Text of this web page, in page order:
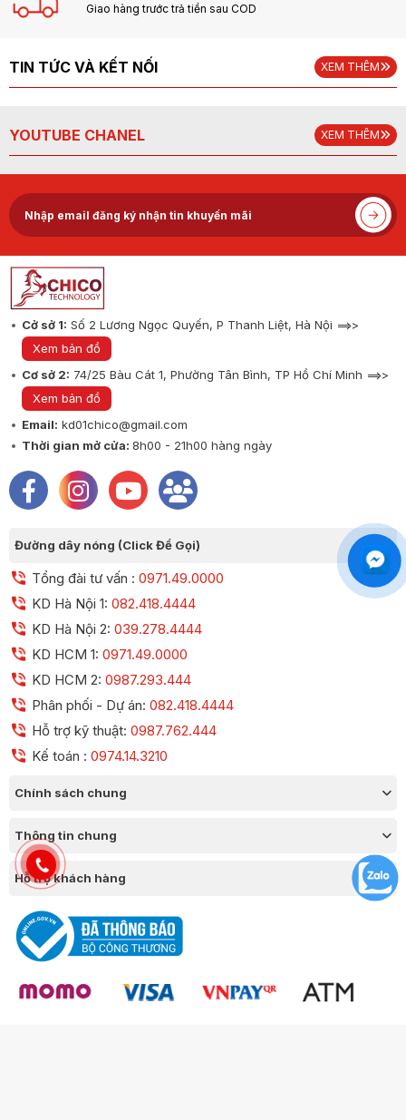
Giao hàng trước trả tiền sau COD
TIN TỨC VÀ KẾT NỐI XEM THÊM
YOUTUBE CHANEL XEM THÊM
Cở sở 1: Số 2 Lương Ngọc Quyến, P Thanh Liệt, Hà Nội ==>>
Xem bản đồ
Cơ sở 2: 74/25 Bàu Cát 1, Phường Tân Bình, TP Hồ Chí Minh ==>>
Xem bản đồ
Email: kd01chico@gmail.com
Thời gian mở cửa: 8h00 - 21h00 hàng ngày
Đường dây nóng (Click Để Gọi)
Tổng đài tư vấn : 0971.49.0000
KD Hà Nội 1: 082.418.4444
KD Hà Nội 2: 039.278.4444
KD HCM 1: 0971.49.0000
KD HCM 2: 0987.293.444
Phân phối - Dự án: 082.418.4444
Hỗ trợ kỹ thuật: 0987.762.444
Kế toán : 0974.14.3210
Chính sách chung
Thông tin chung
Hỗ trợ khách hàng